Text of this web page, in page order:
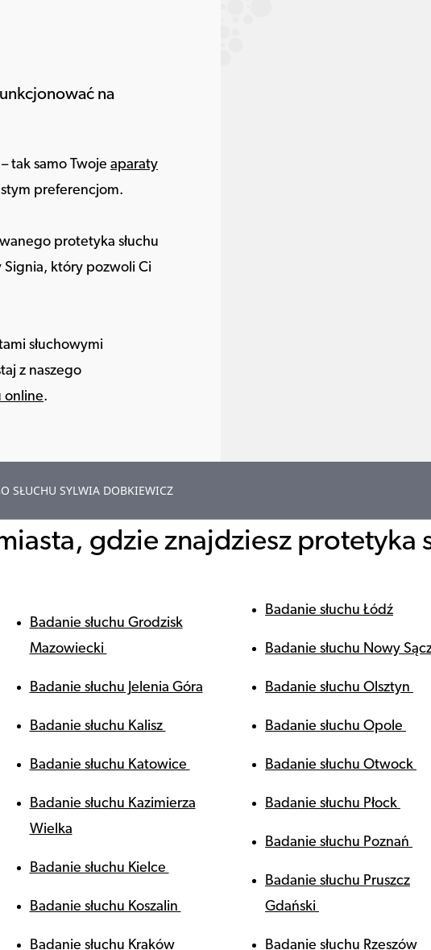
na
tak samo Twoje aparaty
preferencjom.
protetyka słuchu
Signia, który pozwoli Ci
słuchowymi
z naszego
online.
SŁUCHU SYLWIA DOBKIEWICZ
gdzie znajdziesz protetyka
Badanie słuchu Grodzisk
Mazowiecki
Badanie słuchu Jelenia Góra
Badanie słuchu Kalisz
Badanie słuchu Katowice
Badanie słuchu Kazimierza
Wielka
Badanie słuchu Kielce
Badanie słuchu Koszalin
Badanie słuchu Kraków
Badanie słuchu Łódź
Badanie słuchu Nowy
Badanie słuchu Olsztyn
Badanie słuchu Opole
Badanie słuchu Otwock
Badanie słuchu Płock
Badanie słuchu Poznań
Badanie słuchu Pruszcz
Gdański
Badanie słuchu Rzeszów